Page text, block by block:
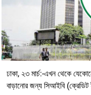
ঢাকা, ২৩ মার্চ:-এখন থেকে
বাড়ানোর জন্য সিআইবি (ক্রেডিট